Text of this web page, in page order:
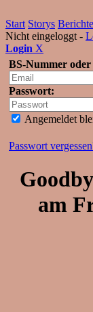
Start Storys Berichte
Nicht eingeloggt -
Login X
BS-Nummer
Passwort:
Angemeldet
Passwort
am